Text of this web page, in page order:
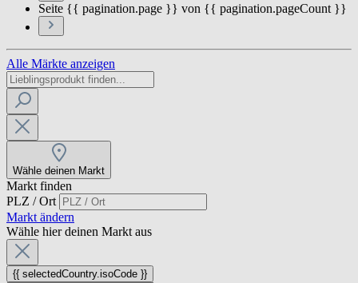
Seite {{ pagination.page }} von {{ pagination.pageCount }}
Alle Märkte anzeigen
Wähle deinen Markt
Markt finden
PLZ / Ort
Markt ändern
Wähle hier deinen Markt aus
{{ selectedCountry.isoCode }}